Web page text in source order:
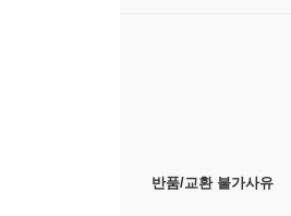
반품/교환 불가사유